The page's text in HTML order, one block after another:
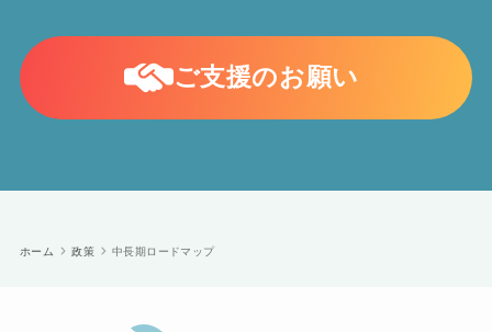
ご支援のお願い
ホーム 政策 中長期ロードマップ